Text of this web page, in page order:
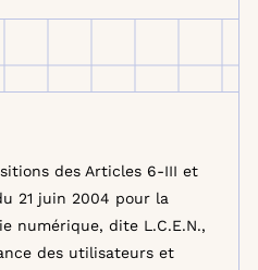
des Articles 6-III et
21 juin 2004 pour la
numérique, dite L.C.E.N.,
des utilisateurs et